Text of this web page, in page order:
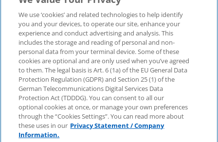
KPMG-Standorte im
Überblick
Social Media
Medien
KPMG VideoIn
neuer
Registerkarte
oder
neuem
Fenster
öffnen
Pressemitteilungen
Pressekontakt
Newsletter im Überblick
new
window
new
window
new
window
new
window
new
© 2025 KPMG AG Wirtschaftsprüfungsgesellschaft,
eine Aktiengesellschaft nach deutschem Recht und ein
Mitglied der globalen KPMG-Organisation
unabhängiger Mitgliedsfirmen, die KPMG International
We use ‘cookies’ and related technologies to help identify
you and your devices, to operate our site, enhance your
experience and conduct advertising and analysis. This
includes the storage and reading of personal and non-
personal data from your terminal device. Some of these
cookies are optional and are only used when you’ve agreed
to them. The legal basis is Art. 6 (1a) of the EU General Data
Protection Regulation (GDPR) and Section 25 (1) of the
German Telecommunications Digital Services Data
Protection Act (TDDDG). You can consent to all our
optional cookies at once, or manage your own preferences
through the “Cookies Settings”. You can read more about
these uses in our Privacy Statement / Company
Information.